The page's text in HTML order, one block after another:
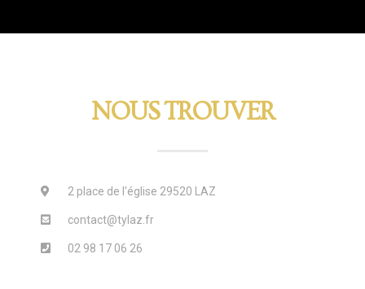
NOUS TROUVER
2 place de l'église 29520 LAZ
contact@tylaz.fr
02 98 17 06 26